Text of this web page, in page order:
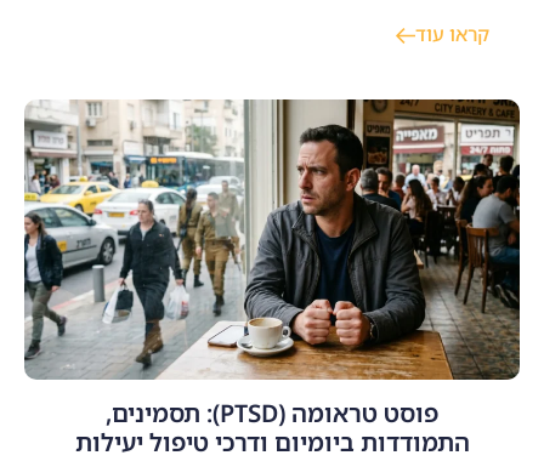
ברורה לסייע למשתקמים להשתלב בקהילה ולבנות חיים עצמאיים,
קראו עוד
פוסט טראומה (PTSD): תסמינים,
התמודדות ביומיום ודרכי טיפול יעילות